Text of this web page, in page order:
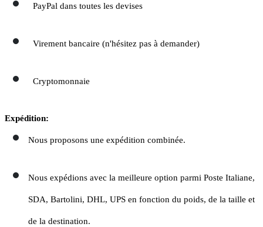
PayPal dans toutes les devises
Virement bancaire (n'hésitez pas à demander)
Cryptomonnaie
Expédition:
Nous proposons une expédition combinée.
Nous expédions avec la meilleure option parmi Poste Italiane,
SDA, Bartolini, DHL, UPS en fonction du poids, de la taille et
de la destination.